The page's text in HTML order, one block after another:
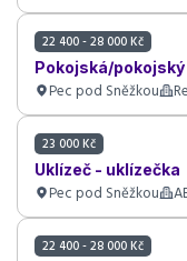
22 400 - 28 000 Kč
Pokojská/
Pec pod Sněžkou
23 000 Kč
Uklízeč - uklízečka
Pec pod Sněžkou
22 400 - 28 000 Kč